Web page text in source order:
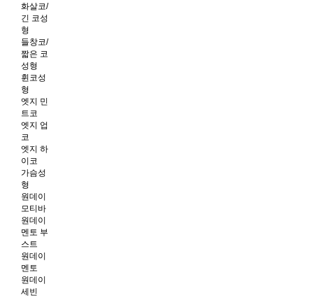
화살코/
긴 코성
형
들창코/
짧은 코
성형
휜코성
형
엣지 민
트코
엣지 업
코
엣지 하
이코
가슴성
형
원데이
모티바
원데이
멘토 부
스트
원데이
멘토
원데이
세빈